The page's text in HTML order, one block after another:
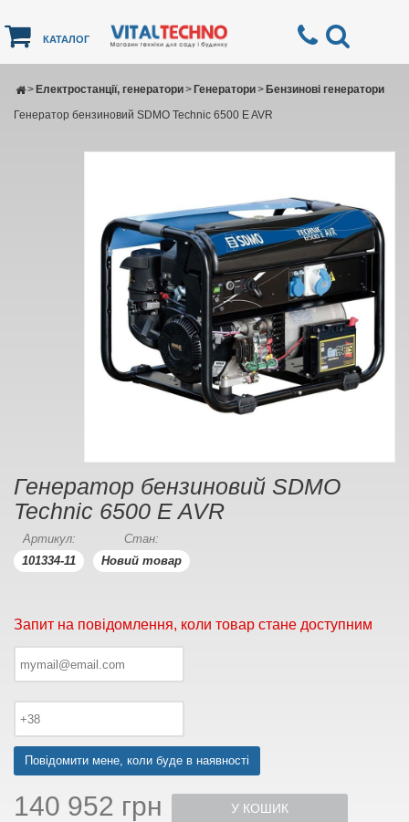
КАТАЛОГ
Електростанції, генератори
> Генератори
> Бензинові генератори
>
Генератор бензиновий SDMO Technic 6500 E AVR
Генератор бензиновий SDMO
Technic 6500 E AVR
Артикул:
101334-11
Стан:
Новий товар
Запит на повідомлення, коли товар стане доступним
Повідомити мене, коли буде в наявності
140 952 грн У КОШИК